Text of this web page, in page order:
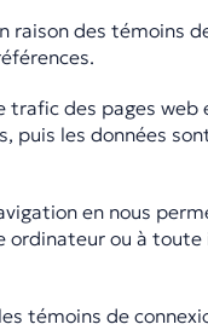
raison des témoins
trafic des pages web
puis les données
en nous
ordinateur ou à
témoins de